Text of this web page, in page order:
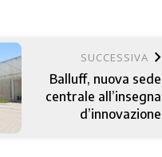
SUCCESSIVA keyboard_arrow_right
Balluff, nuova sede
centrale all’insegna
d’innovazione